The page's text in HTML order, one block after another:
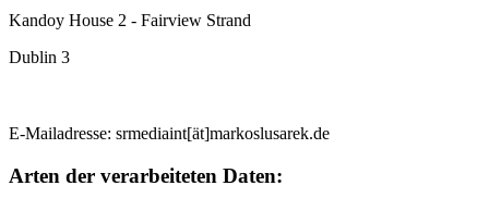
Kandoy House 2 - Fairview Strand
Dublin 3
E-Mailadresse: srmediaint[ät]markoslusarek.de
Arten der verarbeiteten Daten: